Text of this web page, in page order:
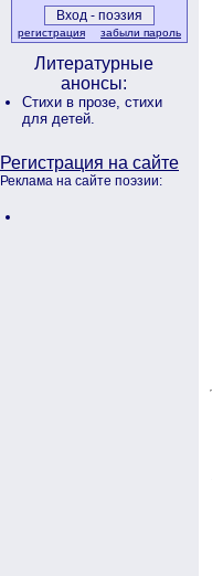
регистрация забыли пароль
Литературные
анонсы:
Стихи в прозе, стихи
для детей.
Регистрация на сайте
Реклама на сайте поэзии: